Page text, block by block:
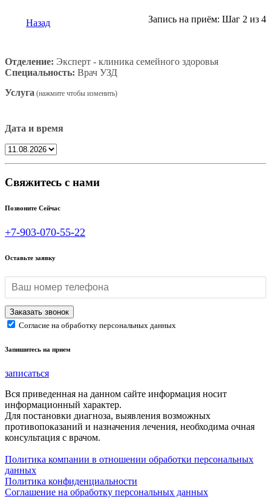
Назад Запись на приём: Шаг 2 из 4
Отделение: Эксперт - клиника семейного здоровья
Специальность: Врач УЗД
Услуга
Дата и время
Свяжитесь с нами
Позвоните Сейчас
+7-903-070-55-22
Оставьте заявку
Согласие на обработку персональных данных
Запишитесь на прием
записаться
Вся приведенная на данном сайте информация носит
информационный характер.
Для постановки диагноза, выявления возможных
противопоказаний и назначения лечения, необходима очная
консультация с врачом.
Политика компании в отношении обработки персональных
данных
Политика конфиденциальности
Соглашение на обработку персональных данных